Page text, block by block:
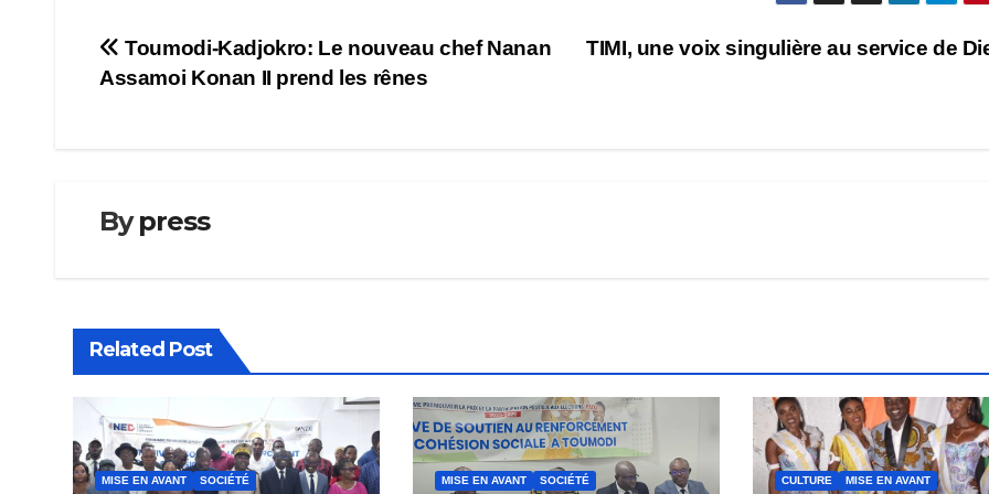
Navigation
TIMI, une voix singulière au service de
Toumodi-Kadjokro: Le nouveau chef Nanan
Assamoi Konan II prend les rênes
Bypress
Related Post
MISE EN AVANT SOCIÉTÉ MISE EN AVANT SOCIÉTÉ CULTURE MISE EN AVANT